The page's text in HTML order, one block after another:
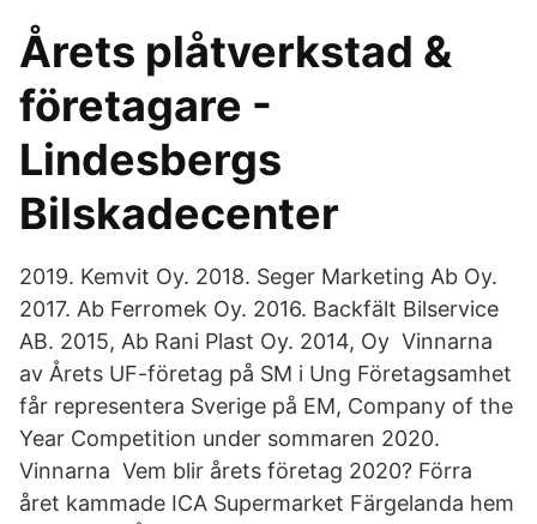
Årets plåtverkstad &
företagare -
Lindesbergs
Bilskadecenter
2019. Kemvit Oy. 2018. Seger Marketing Ab Oy.
2017. Ab Ferromek Oy. 2016. Backfält Bilservice
AB. 2015, Ab Rani Plast Oy. 2014, Oy Vinnarna
av Årets UF-företag på SM i Ung Företagsamhet
får representera Sverige på EM, Company of the
Year Competition under sommaren 2020.
Vinnarna Vem blir årets företag 2020? Förra
året kammade ICA Supermarket Färgelanda hem